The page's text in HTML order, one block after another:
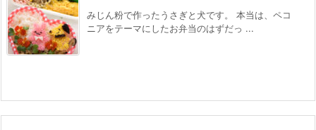
みじん粉で作ったうさぎと犬です。 本当は、ペコ
ニアをテーマにしたお弁当のはずだっ ...